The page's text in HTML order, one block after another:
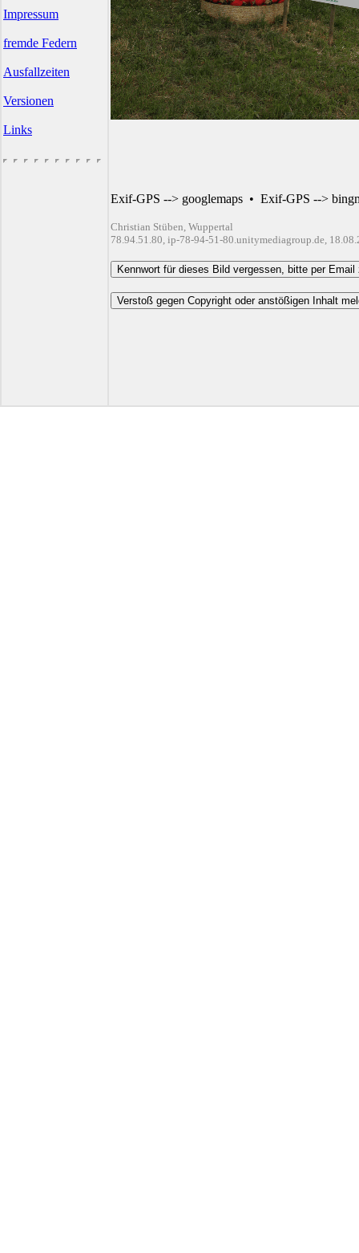
Impressum
fremde Federn
Ausfallzeiten
Versionen
Links
Exif-GPS --> googlemaps • Exif-GPS -->
Christian Stüben, Wuppertal
78.94.51.80, ip-78-94-51-80.unitymediagroup.de,